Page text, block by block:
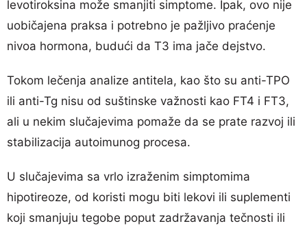
levotiroksina može smanjiti simptome. Ipak, ovo nije
uobičajena praksa i potrebno je pažljivo praćenje
nivoa hormona, budući da T3 ima jače dejstvo.
Tokom lečenja analize antitela, kao što su anti-TPO
ili anti-Tg nisu od suštinske važnosti kao FT4 i FT3,
ali u nekim slučajevima pomaže da se prate razvoj ili
stabilizacija autoimunog procesa.
U slučajevima sa vrlo izraženim simptomima
hipotireoze, od koristi mogu biti lekovi ili suplementi
koji smanjuju tegobe poput zadržavanja tečnosti ili